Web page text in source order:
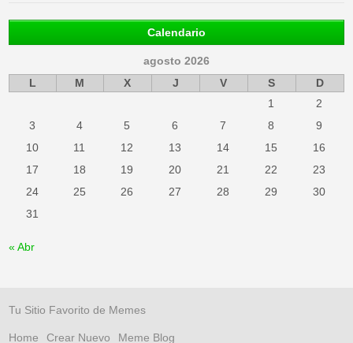
Calendario
agosto 2026
L
M X J V S
D
1
2
3
4 5 6 7 8
9
10
11 12 13 14 15
16
17
18 19 20 21 22
23
24
25 26 27 28 29
30
31
« Abr
Tu Sitio Favorito de Memes
Home Crear Nuevo Meme Blog